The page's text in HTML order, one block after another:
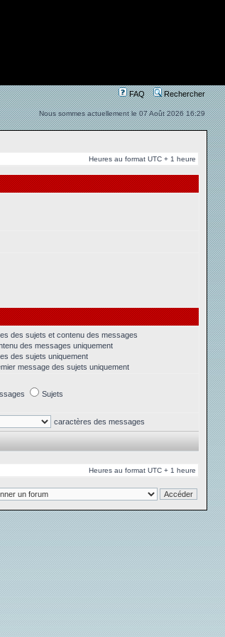
FAQ Rechercher
Nous sommes actuellement le 07 Août 2026 16:29
Heures au format UTC + 1 heure
des sujets et contenu des messages
des messages uniquement
des sujets uniquement
message des sujets uniquement
Sujets
caractères des messages
Heures au format UTC + 1 heure